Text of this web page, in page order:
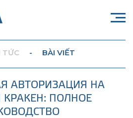
TỨC - BÀI VIẾT
АВТОРИЗАЦИЯ НА
КРАКЕН: ПОЛНОЕ